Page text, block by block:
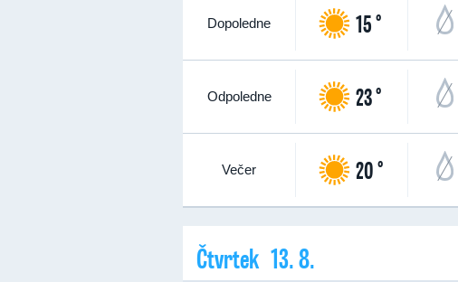
Dopoledne 15 °
Odpoledne 23 °
Večer 20 °
Čtvrtek 13. 8.